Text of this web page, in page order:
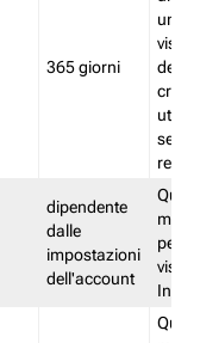
365 giorni
del
dipendente
dalle
impostazioni
dell'account